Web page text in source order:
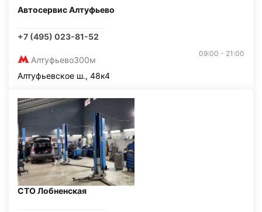
Автосервис Алтуфьево
+7 (495) 023-81-52
Алтуфьево300м
09:00 - 21:00
Алтуфьевское ш., 48к4
СТО Лобненская